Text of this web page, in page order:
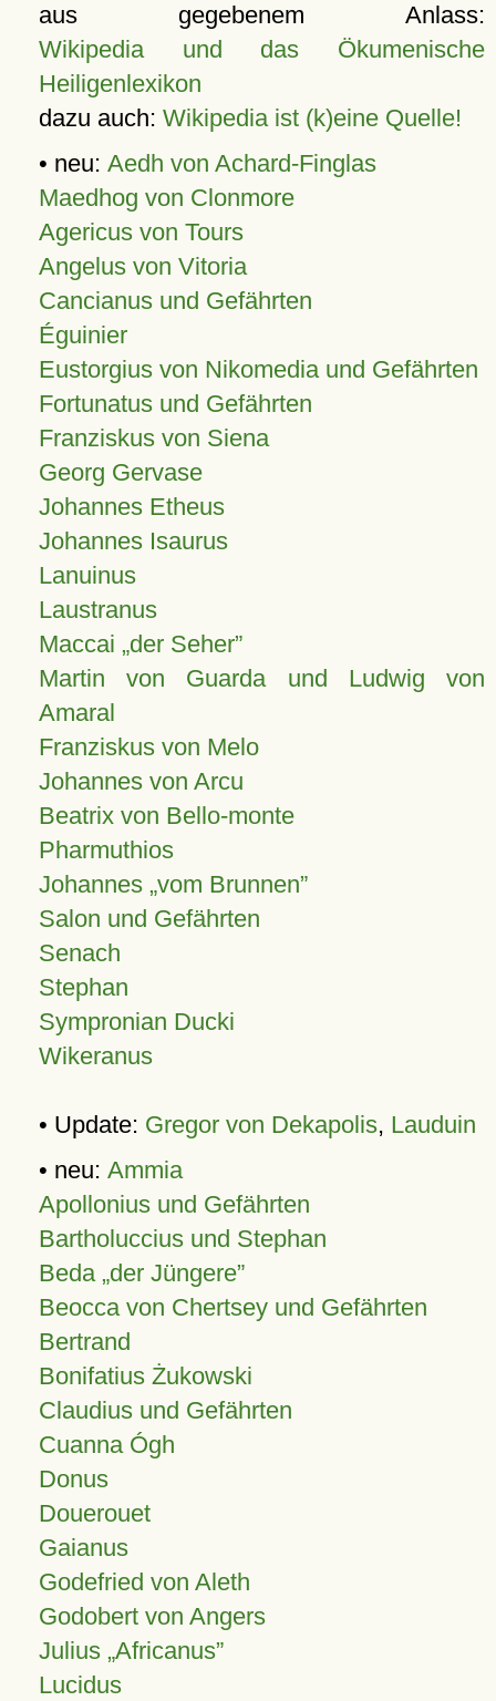
aus gegebenem Anlass:
Wikipedia und das Ökumenische
Heiligenlexikon
dazu auch: Wikipedia ist (k)eine Quelle!
• neu: Aedh von Achard-Finglas
Maedhog von Clonmore
Agericus von Tours
Angelus von Vitoria
Cancianus und Gefährten
Éguinier
Eustorgius von Nikomedia und Gefährten
Fortunatus und Gefährten
Franziskus von Siena
Georg Gervase
Johannes Etheus
Johannes Isaurus
Lanuinus
Laustranus
Maccai „der Seher”
Martin von Guarda und Ludwig von
Amaral
Franziskus von Melo
Johannes von Arcu
Beatrix von Bello-monte
Pharmuthios
Johannes vom Brunnen
Salon und Gefährten
Senach
Stephan
Sympronian Ducki
Wikeranus
• Update: Gregor von Dekapolis, Lauduin
• neu: Ammia
Apollonius und Gefährten
Bartholuccius und Stephan
Beda „der Jüngere”
Beocca von Chertsey und Gefährten
Bertrand
Bonifatius Żukowski
Claudius und Gefährten
Cuanna Ógh
Donus
Douerouet
Gaianus
Godefried von Aleth
Godobert von Angers
Julius Africanus
Lucidus